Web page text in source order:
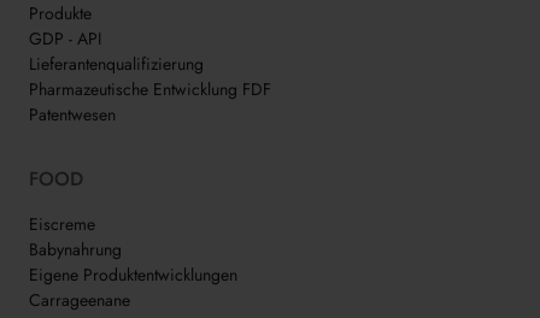
Produkte
GDP - API
Lieferantenqualifizierung
Pharmazeutische Entwicklung FDF
Patentwesen
FOOD
Eiscreme
Babynahrung
Eigene Produktentwicklungen
Carrageenane